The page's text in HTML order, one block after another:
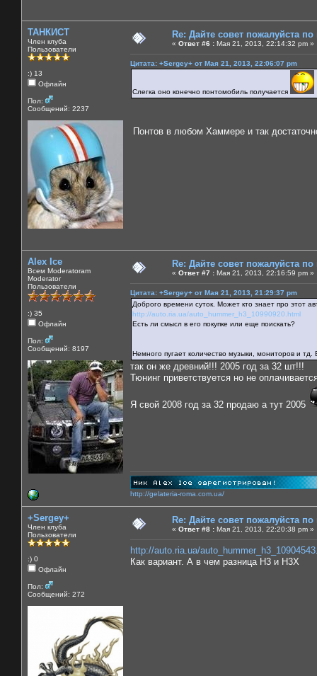
ТАНКИСТ
Член клуба
Пользователи
:) 13
Офлайн
Пол:
Сообщений: 2237
Re: Дайте совет пожалуйста
« Ответ #6 : Мая 21, 2013, 22:14:32 pm »
Цитата: +Sergey+ от Мая 21, 2013, 22:06:07 pm
Слегка оно конечно понтомобиль получается
Понтов в любом Хаммере и так
Alex Ice
Всем Moderatoram
Moderator
Пользователи
:) 35
Офлайн
Пол:
Сообщений: 8197
Re: Дайте совет пожалуйста
« Ответ #7 : Мая 21, 2013, 22:16:59 pm »
Цитата: +Sergey+ от Мая 21, 2013, 21:29:37 pm
Доброго времени суток. Может кто знает про этот
http://auto.ria.ua/auto_hummer_h3_10990920.html
Есть ли смысл в его покупке или еще поискать?
Немного пугает количество музыки, мониторов и
так он же древний!!! 2005 год за 32 шт!!!
Тюнинг приветствуется но не
Я свой 2008 год за 32 продаю а тут 2005
http://gelateria-roma.com.ua/
+Sergey+
Член клуба
Пользователи
:) 0
Офлайн
Пол:
Сообщений: 272
Re: Дайте совет пожалуйста
« Ответ #8 : Мая 21, 2013, 22:20:38 pm »
http://auto.ria.ua/
Как вариант. А в чем разница Н3 и Н3Х